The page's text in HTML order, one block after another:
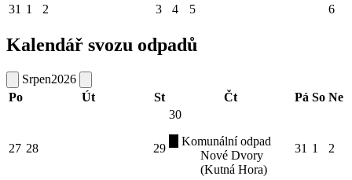
31 1 2 3 4 5 6
Kalendář svozu odpadů
Srpen2026
Po
Út St Čt Pá So Ne
27 28 29
30
Komunální odpad
Nové Dvory
(Kutná Hora)
31 1 2